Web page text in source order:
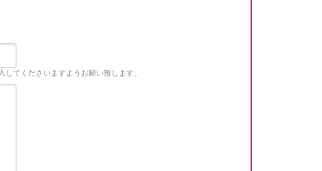
てくださいますようお願い致します。